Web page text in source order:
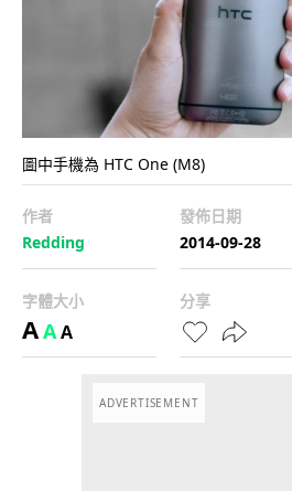
圖中手機為 HTC One (M8)
作者
Redding
發佈日期
2014-09-28
字體大小
AAA
分享
ADVERTISEMENT